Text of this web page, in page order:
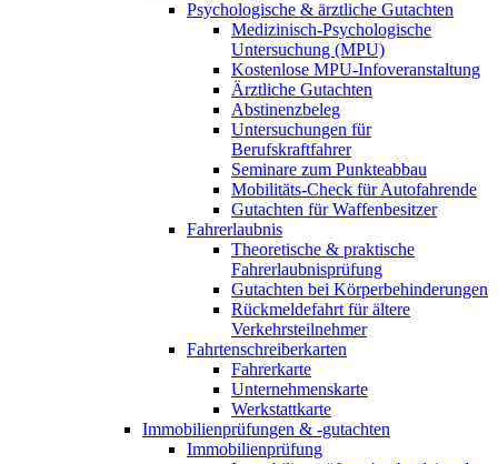
Psychologische & ärztliche Gutachten
Medizinisch-Psychologische
Untersuchung (MPU)
Kostenlose MPU-Infoveranstaltung
Ärztliche Gutachten
Abstinenzbeleg
Untersuchungen für
Berufskraftfahrer
Seminare zum Punkteabbau
Mobilitäts-Check für Autofahrende
Gutachten für Waffenbesitzer
Fahrerlaubnis
Theoretische & praktische
Fahrerlaubnisprüfung
Gutachten bei Körperbehinderungen
Rückmeldefahrt für ältere
Verkehrsteilnehmer
Fahrtenschreiberkarten
Fahrerkarte
Unternehmenskarte
Werkstattkarte
Immobilienprüfungen & -gutachten
Immobilienprüfung